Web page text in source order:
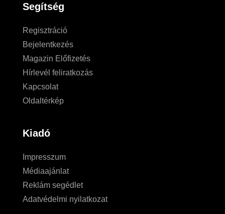
Segítség
Regisztráció
Bejelentkezés
Magazin Előfizetés
Hírlevél feliratkozás
Kapcsolat
Oldaltérkép
Kiadó
Impresszum
Médiaajánlat
Reklám segédlet
Adatvédelmi nyilatkozat